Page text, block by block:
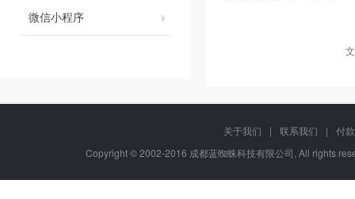
微信小程序
关于我们 | 联系我们 |
付
Copyright © 2002-2016 成都蓝蜘蛛科技有限公司, All rights